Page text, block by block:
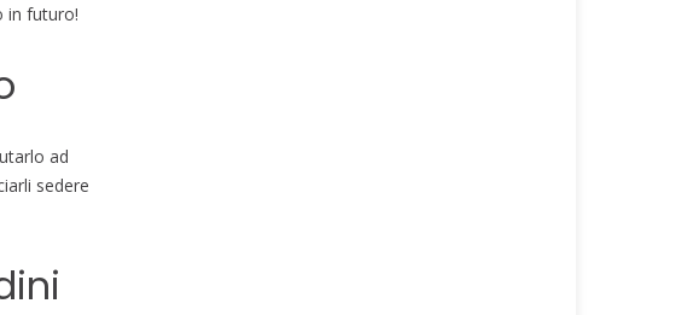
in futuro!
ad
sedere